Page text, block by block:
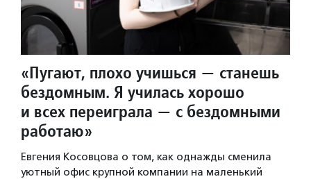
«Пугают, плохо учишься — станешь
бездомным. Я училась хорошо
и всех переиграла — с бездомными
работаю»
Евгения Косовцова о том, как однажды сменила
уютный офис крупной компании на маленький